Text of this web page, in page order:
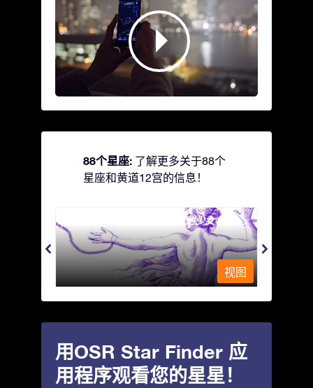
88个星座: 了解更多关于88个
星座和黄道12宫的信息！
Andromeda - 被铁链锁着的少女
视图
用OSR Star Finder 应
用程序观看您的星星！